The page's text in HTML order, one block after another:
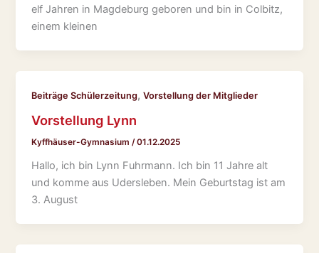
elf Jahren in Magdeburg geboren und bin in Colbitz,
einem kleinen
Beiträge Schülerzeitung,Vorstellung der Mitglieder
Vorstellung Lynn
Kyffhäuser-Gymnasium/01.12.2025
Hallo, ich bin Lynn Fuhrmann. Ich bin 11 Jahre alt
und komme aus Udersleben. Mein Geburtstag ist am
3. August